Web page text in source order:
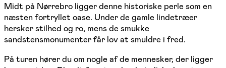
Midt på Nørrebro ligger denne historiske perle som en
næsten fortryllet oase. Under de gamle lindetræer
hersker stilhed og ro, mens de smukke
sandstensmonumenter får lov at smuldre i fred.
På turen hører du om nogle af de mennesker, der ligger